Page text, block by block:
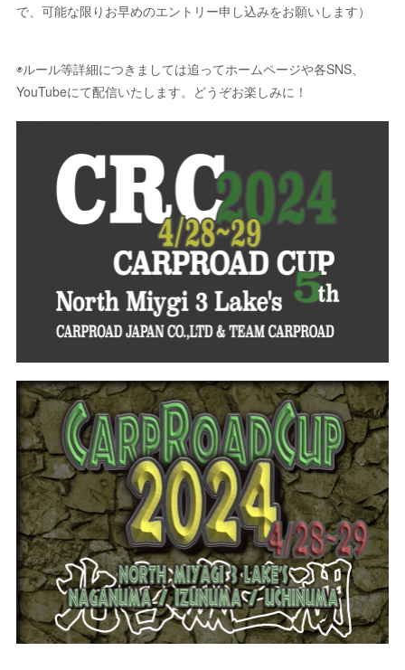
で、可能な限りお早めのエントリー申し込みをお願いします）
◉ルール等詳細につきましては追ってホームページや各SNS、
YouTubeにて配信いたします。どうぞお楽しみに！